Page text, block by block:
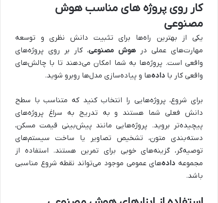
کار روی پروژه‌ های مناسب هوش
مصنوعی
یکی از بهترین راه‌ها برای تثبیت دانش نظری و توسعه
مهارت‌های عملی در هوش مصنوعی، کار بر روی پروژه‌های
واقعی است. پروژه‌ها به شما امکان می‌دهند تا با چالش‌های
واقعی کار با داده‌ها و پیاده‌سازی مدل‌ها روبرو شوید.
برای شروع، پروژه‌هایی را انتخاب کنید که متناسب با سطح
دانش فعلی شما هستند و به تدریج به سراغ پروژه‌های
پیچیده‌تر بروید. پروژه‌هایی مانند پیش‌بینی قیمت مسکن،
دسته‌بندی متون، تشخیص تصاویر یا ساخت سیستم‌های
توصیه‌گر، گزینه‌های خوبی برای تمرین هستند. استفاده از
مجموعه‌ داده‌های عمومی موجود می‌تواند نقطه شروع مناسبی
باشد.